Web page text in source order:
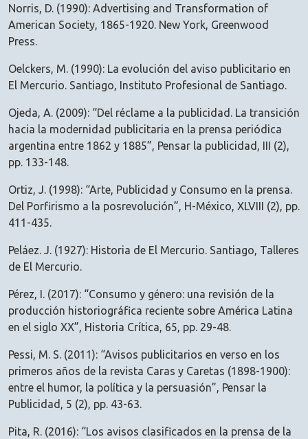
Norris, D. (1990): Advertising and Transformation of
American Society, 1865-1920. New York, Greenwood
Press.
Oelckers, M. (1990): La evolución del aviso publicitario en
El Mercurio. Santiago, Instituto Profesional de Santiago.
Ojeda, A. (2009): “Del réclame a la publicidad. La transición
hacia la modernidad publicitaria en la prensa periódica
argentina entre 1862 y 1885”, Pensar la publicidad, III (2),
pp. 133-148.
Ortiz, J. (1998): “Arte, Publicidad y Consumo en la prensa.
Del Porfirismo a la posrevolución”, H-México, XLVIII (2), pp.
411-435.
Peláez. J. (1927): Historia de El Mercurio. Santiago, Talleres
de El Mercurio.
Pérez, I. (2017): “Consumo y género: una revisión de la
producción historiográfica reciente sobre América Latina
en el siglo XX”, Historia Crítica, 65, pp. 29-48.
Pessi, M. S. (2011): “Avisos publicitarios en verso en los
primeros años de la revista Caras y Caretas (1898-1900):
entre el humor, la política y la persuasión”, Pensar la
Publicidad, 5 (2), pp. 43-63.
Pita, R. (2016): “Los avisos clasificados en la prensa de la